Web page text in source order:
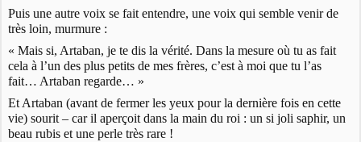
Puis une autre voix se fait entendre, une voix qui semble venir de
très loin, murmure :
« Mais si, Artaban, je te dis la vérité. Dans la mesure où tu as fait
cela à l’un des plus petits de mes frères, c’est à moi que tu l’as
fait… Artaban regarde… »
Et Artaban (avant de fermer les yeux pour la dernière fois en cette
vie) sourit – car il aperçoit dans la main du roi : un si joli saphir, un
beau rubis et une perle très rare !